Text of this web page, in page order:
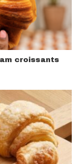
croissants